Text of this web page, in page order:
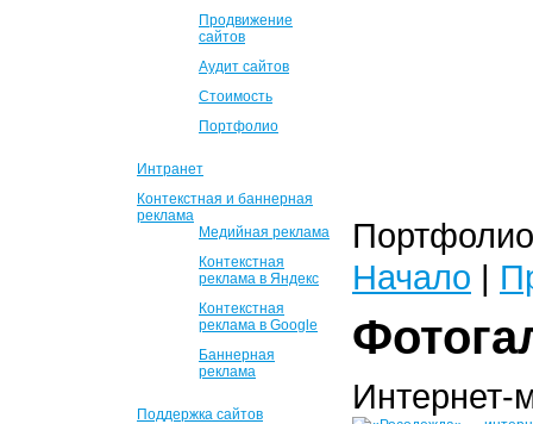
Продвижение
сайтов
Аудит сайтов
Стоимость
Портфолио
Интранет
Контекстная и баннерная
реклама
Медийная реклама
Контекстная
реклама в Яндекс
Контекстная
реклама в Google
Баннерная
реклама
Поддержка сайтов
Начало |
Интернет-